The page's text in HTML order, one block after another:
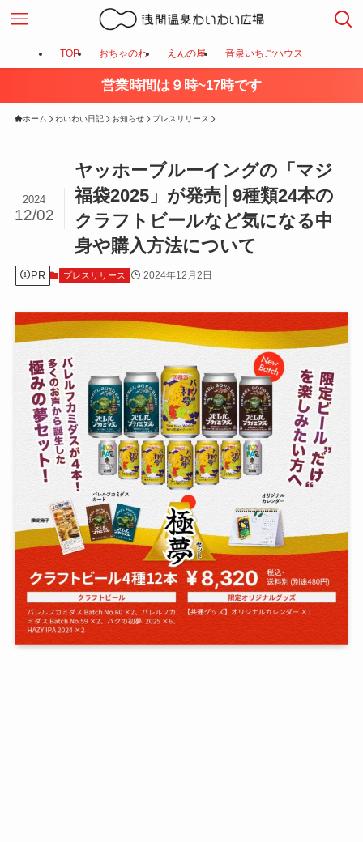
TOP おちゃのわ えんの屋 音泉いちごハウス
営業時間は９時~17時です
ホーム わいわい日記 お知らせ プレスリリース
ヤッホーブルーイングの「マジ
福袋2025」が発売│9種類24本の
クラフトビールなど気になる中
身や購入方法について
2024
12/02
PR プレスリリース 2024年12月2日